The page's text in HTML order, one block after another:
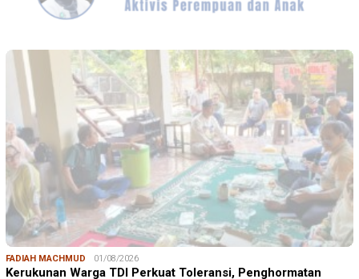
FADIAH MACHMUD 01/08/2026
Kerukunan Warga TDI Perkuat Toleransi, Penghormatan